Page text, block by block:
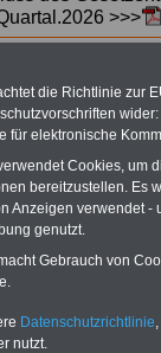
>>>
aufgelegt: Oktober
die Richtlinie zur
für elektronische
Cookies, um
bereitzustellen. Es
Anzeigen verwendet
genutzt.
Gebrauch von
Datenschutzrichtlinie
nutzt.